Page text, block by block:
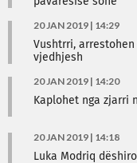
20 JAN 2019 | 14:29
Vushtrri,
vjedhjesh
20 JAN 2019 | 14:20
Kaplohet nga zjarri
20 JAN 2019 | 14:18
Luka Modriq